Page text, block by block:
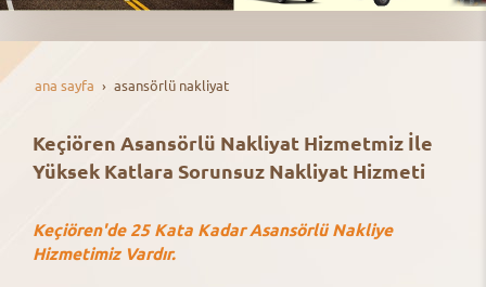
ana sayfa asansörlü nakli̇yat
Keçiören Asansörlü Nakliyat Hizmetmiz İle
Yüksek Katlara Sorunsuz Nakliyat Hizmeti
Keçiören'de 25 Kata Kadar Asansörlü Nakliye
Hizmetimiz Vardır.